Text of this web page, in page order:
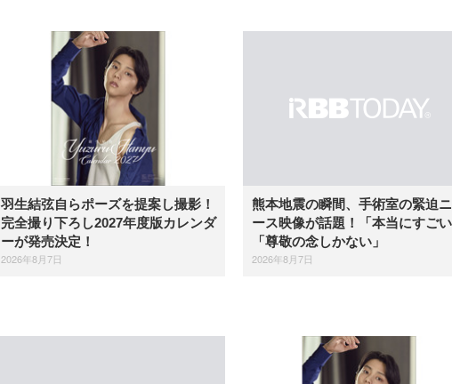
羽生結弦自らポーズを提案し撮影！
完全撮り下ろし2027年度版カレンダ
ーが発売決定！
2026年8月7日
熊本地震の瞬間、手術室の緊迫
ース映像が話題！「本当にすご
「尊敬の念しかない」
2026年8月7日